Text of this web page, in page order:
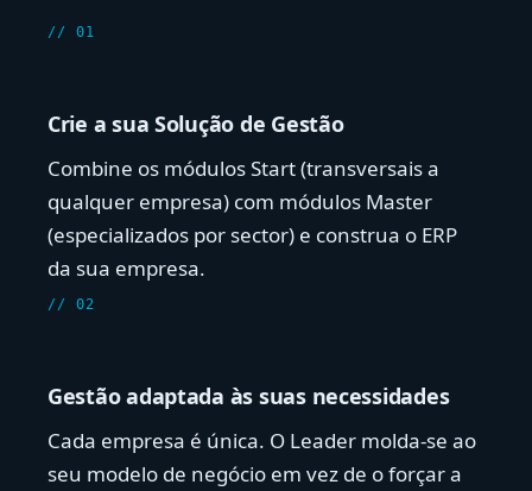
// 01
Crie a sua Solução de Gestão
Combine os módulos Start (transversais a
qualquer empresa) com módulos Master
(especializados por sector) e construa o ERP
da sua empresa.
// 02
Gestão adaptada às suas necessidades
Cada empresa é única. O Leader molda-se ao
seu modelo de negócio em vez de o forçar a